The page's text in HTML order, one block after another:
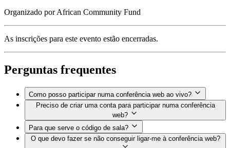
Organizado porAfrican Community Fund
As inscrições para este evento estão encerradas.
Perguntas frequentes
Como posso participar numa conferência web ao vivo?
Preciso de criar uma conta para participar numa conferência
web?
Para que serve o código de sala?
O que devo fazer se não conseguir ligar-me à conferência web?